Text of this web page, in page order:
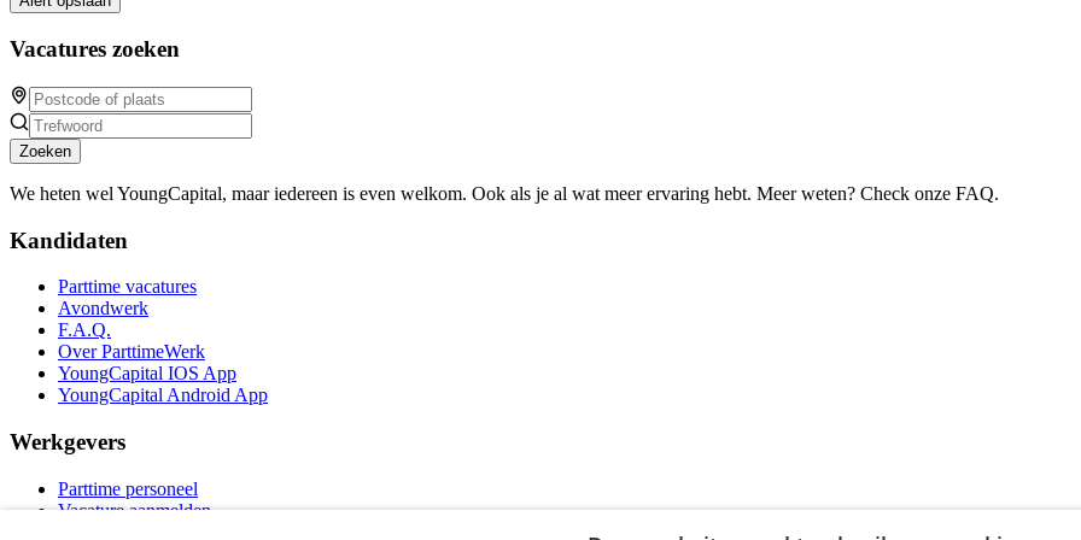
Vacatures zoeken
Zoeken
We heten wel YoungCapital, maar iedereen is even welkom. Ook als je al wat meer ervaring hebt. Meer weten? Check onze FAQ.
Kandidaten
Parttime vacatures
Avondwerk
F.A.Q.
Over ParttimeWerk
YoungCapital IOS App
YoungCapital Android App
Werkgevers
Parttime personeel
Vacature aanmelden